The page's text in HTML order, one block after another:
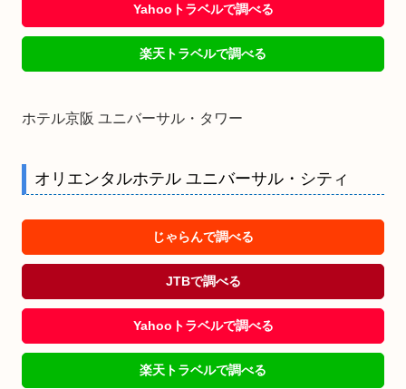
Yahooトラベルで調べる
楽天トラベルで調べる
ホテル京阪 ユニバーサル・タワー
オリエンタルホテル ユニバーサル・シティ
じゃらんで調べる
JTBで調べる
Yahooトラベルで調べる
楽天トラベルで調べる